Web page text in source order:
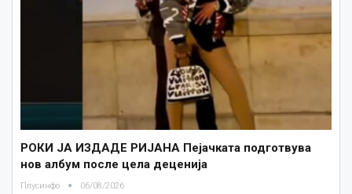
РОКИ ЈА ИЗДАДЕ РИЈАНА Пејачката подготвува
нов албум после цела деценија
Плусинфо 06/08/2026